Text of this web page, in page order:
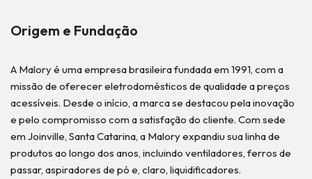
Origem e Fundação
A Malory é uma empresa brasileira fundada em 1991, com a
missão de oferecer eletrodomésticos de qualidade a preços
acessíveis. Desde o início, a marca se destacou pela inovação
e pelo compromisso com a satisfação do cliente. Com sede
em Joinville, Santa Catarina, a Malory expandiu sua linha de
produtos ao longo dos anos, incluindo ventiladores, ferros de
passar, aspiradores de pó e, claro, liquidificadores.